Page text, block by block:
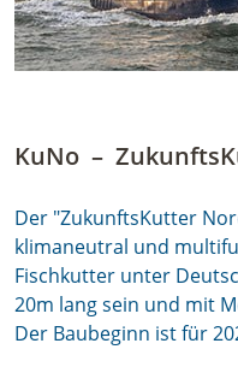
KuNo –
Der "ZukunftsKutter
klimaneutral und
Fischkutter unter
20m lang sein und mit
Der Baubeginn ist für